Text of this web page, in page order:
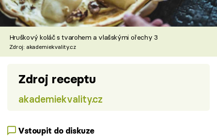
Hruškový koláč s tvarohem a vlašskými ořechy 3
Zdroj: akademiekvality.cz
Zdroj receptu
akademiekvality.cz
Vstoupit do diskuze